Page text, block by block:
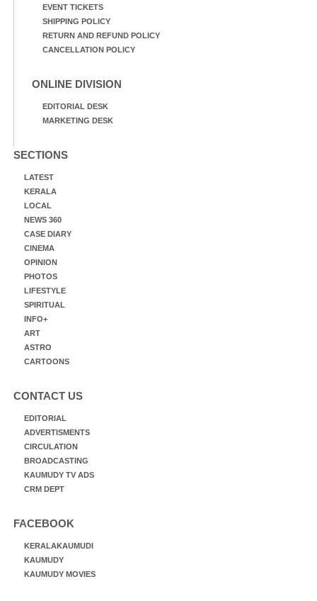
EVENT TICKETS
SHIPPING POLICY
RETURN AND REFUND POLICY
CANCELLATION POLICY
ONLINE DIVISION
EDITORIAL DESK
MARKETING DESK
SECTIONS
LATEST
KERALA
LOCAL
NEWS 360
CASE DIARY
CINEMA
OPINION
PHOTOS
LIFESTYLE
SPIRITUAL
INFO+
ART
ASTRO
CARTOONS
CONTACT US
EDITORIAL
ADVERTISMENTS
CIRCULATION
BROADCASTING
KAUMUDY TV ADS
CRM DEPT
FACEBOOK
KERALAKAUMUDI
KAUMUDY
KAUMUDY MOVIES